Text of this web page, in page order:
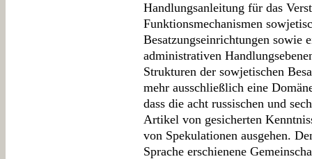
Handlungsanleitung für das
Funktionsmechanismen
Besatzungseinrichtungen sowie
administrativen
Strukturen der sowjetischen
mehr ausschließlich eine
dass die acht russischen und
Artikel von gesicherten
von Spekulationen ausgehen.
Sprache erschienene